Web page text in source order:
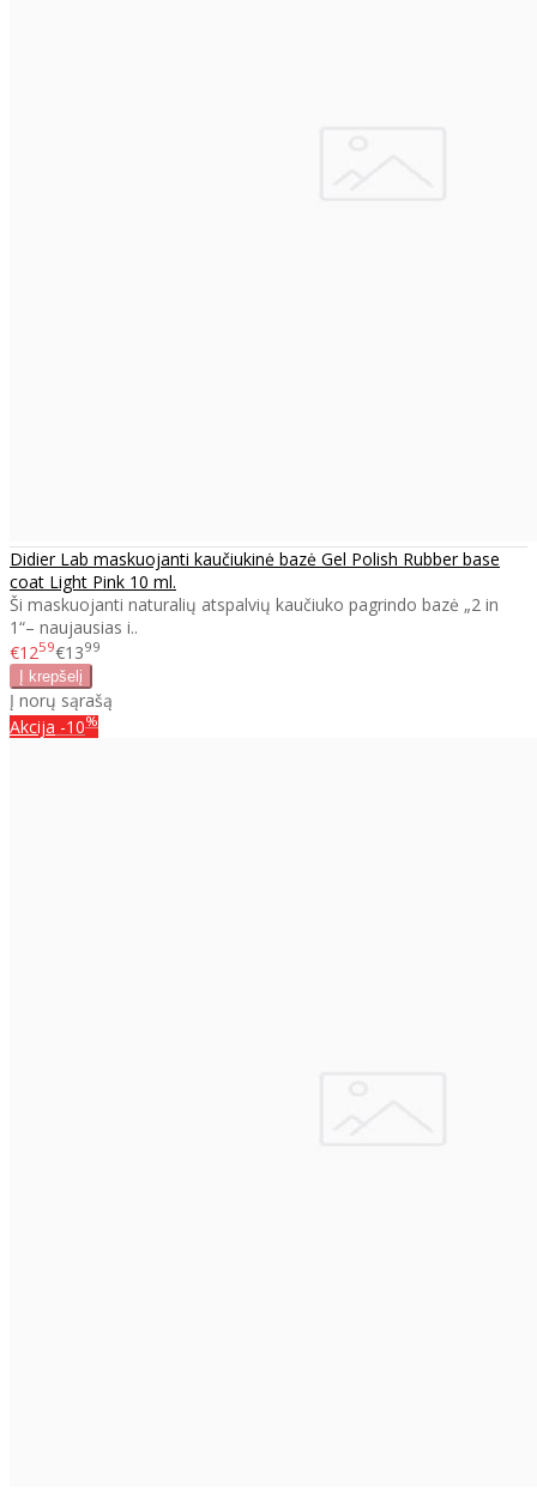
Didier Lab maskuojanti kaučiukinė bazė Gel Polish Rubber base
coat Light Pink 10 ml.
Ši maskuojanti naturalių atspalvių kaučiuko pagrindo bazė „2 in
1“– naujausias i..
€1259€1399
Į norų sąrašą
Akcija -10%